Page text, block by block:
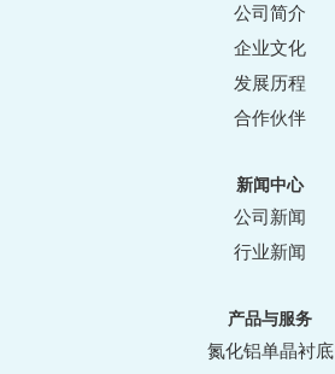
公司简介
企业文化
发展历程
合作伙伴
新闻中心
公司新闻
行业新闻
产品与服务
氮化铝单晶衬底